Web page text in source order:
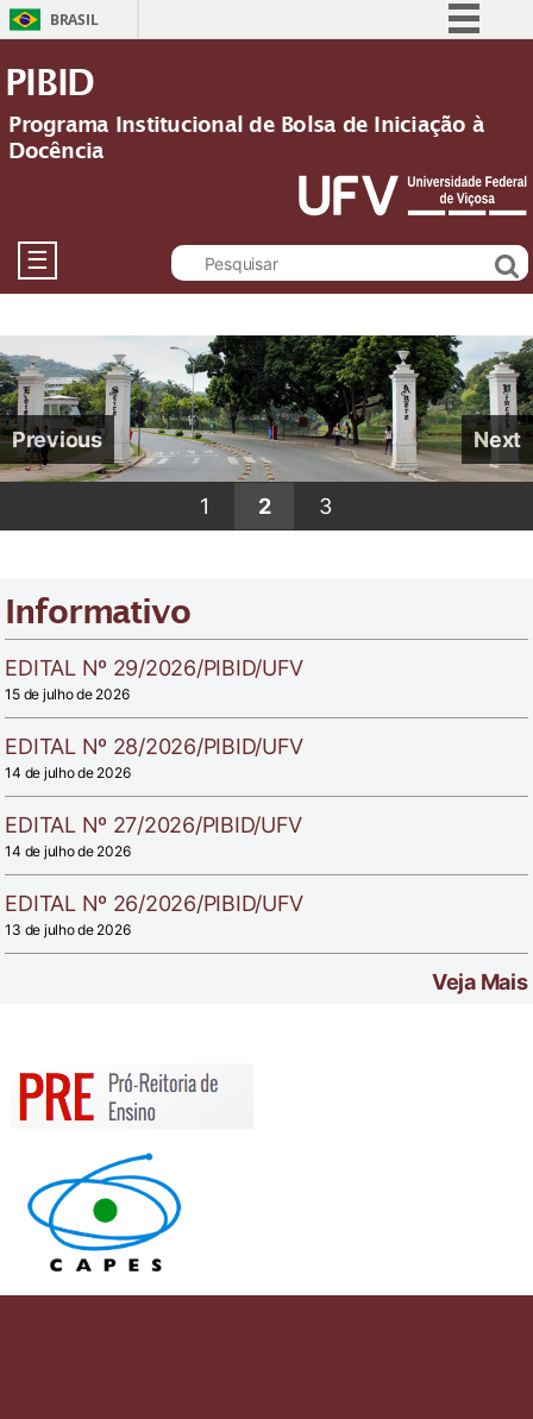
BRASIL
Participe
Acesso à informação
Legislação
Canais
PIBID
Programa Institucional de Bolsa de Iniciação à
Docência
☰
Previous Next
1 2 3
Informativo
EDITAL Nº 29/2026/PIBID/UFV
15 de julho de 2026
EDITAL Nº 28/2026/PIBID/UFV
14 de julho de 2026
EDITAL Nº 27/2026/PIBID/UFV
14 de julho de 2026
EDITAL Nº 26/2026/PIBID/UFV
13 de julho de 2026
Veja Mais